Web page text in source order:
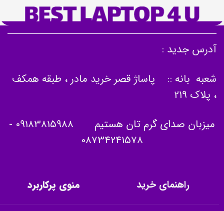
آدرس جدید :
شعبه بانه :: پاساژ قصر خرید مادر ، طبقه همکف
، پلاک 219
میزبان صدای گرم تان هستیم 09183815988
-
08734241578
راهنمای خرید منوی پرکاربرد